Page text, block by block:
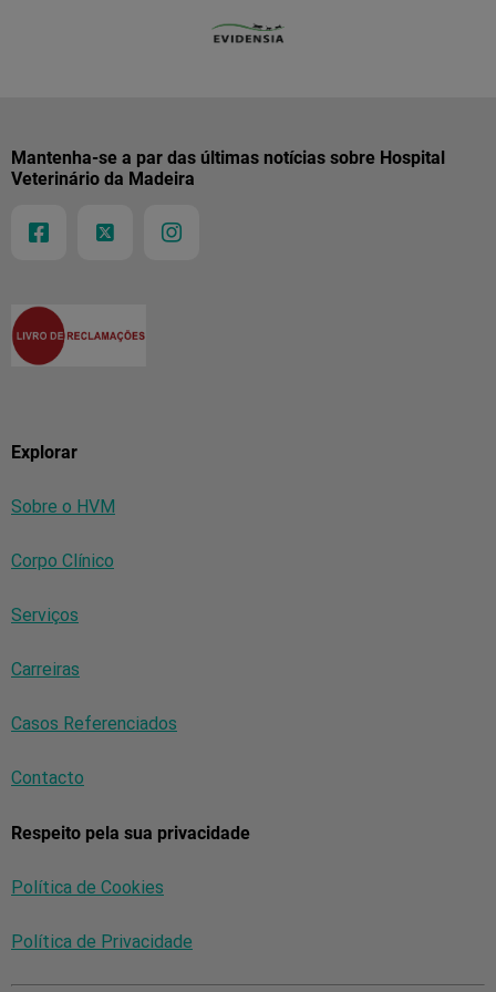
Explorar
Sobre o HVM
Corpo Clínico
Serviços
Carreiras
Casos Referenciados
Contacto
Respeito pela sua privacidade
Política de Cookies
Política de Privacidade
Mantenha-se a par das últimas notícias sobre Hospital
Veterinário da Madeira